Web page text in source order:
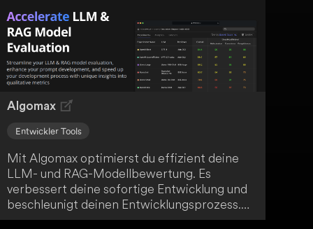
Algomax
Entwickler Tools
Mit Algomax optimierst du effizient deine
LLM- und RAG-Modellbewertung. Es
verbessert deine sofortige Entwicklung und
beschleunigt deinen Entwicklungsprozess.
Durch einzigartige Einblicke in qualitative